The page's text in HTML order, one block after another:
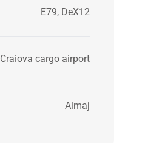
E79, DeX12
Craiova cargo airport
Almaj